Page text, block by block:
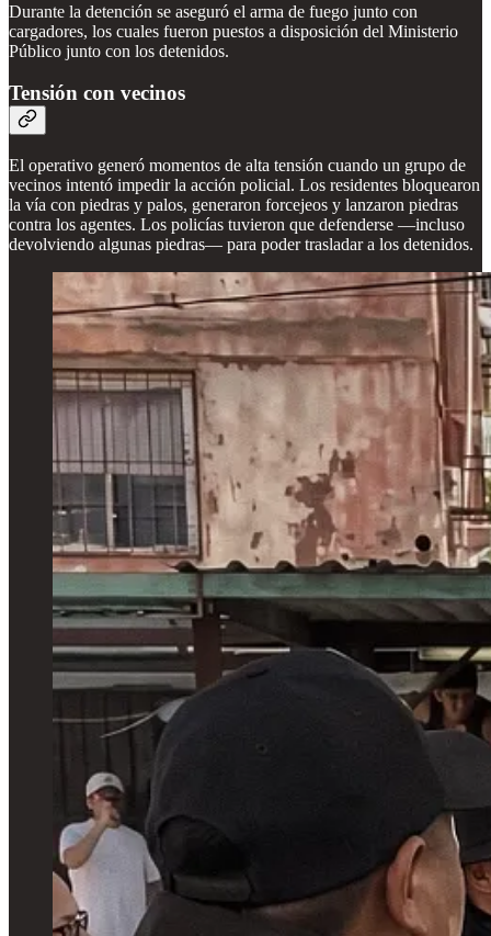
Durante la detención se aseguró el arma de fuego junto con
cargadores, los cuales fueron puestos a disposición del Ministerio
Público junto con los detenidos.
Tensión con vecinos
El operativo generó momentos de alta tensión cuando un grupo de
vecinos intentó impedir la acción policial. Los residentes bloquearon
la vía con piedras y palos, generaron forcejeos y lanzaron piedras
contra los agentes. Los policías tuvieron que defenderse —incluso
devolviendo algunas piedras— para poder trasladar a los detenidos.